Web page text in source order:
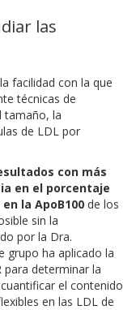
las
facilidad con la que
técnicas de
tamaño, la
de LDL por
con más
en el porcentaje
la ApoB100 de los
sin la
por la Dra.
grupo ha aplicado la
determinar la
el contenido
en las LDL de